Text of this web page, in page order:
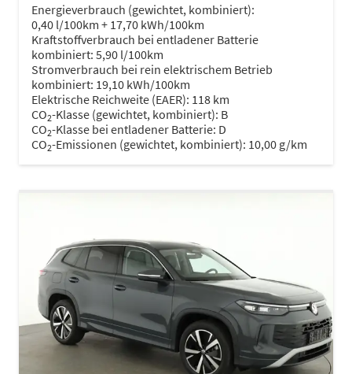
Energieverbrauch (gewichtet, kombiniert):
0,40 l/100km + 17,70 kWh/100km
Kraftstoffverbrauch bei entladener Batterie
kombiniert: 5,90 l/100km
Stromverbrauch bei rein elektrischem Betrieb
kombiniert: 19,10 kWh/100km
Elektrische Reichweite (EAER): 118 km
CO2-Klasse (gewichtet, kombiniert): B
CO2-Klasse bei entladener Batterie: D
CO2-Emissionen (gewichtet, kombiniert): 10,00 g/km